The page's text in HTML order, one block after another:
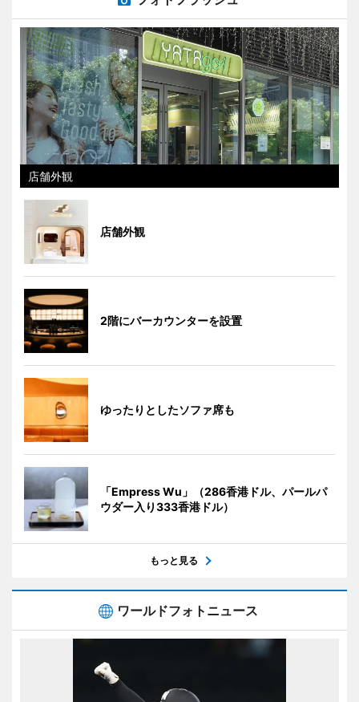
店舗外観
店舗外観
2階にバーカウンターを設置
ゆったりとしたソファ席も
「Empress Wu」（286香港ドル、パールパ
ウダー入り333香港ドル）
もっと見る
ワールドフォトニュース